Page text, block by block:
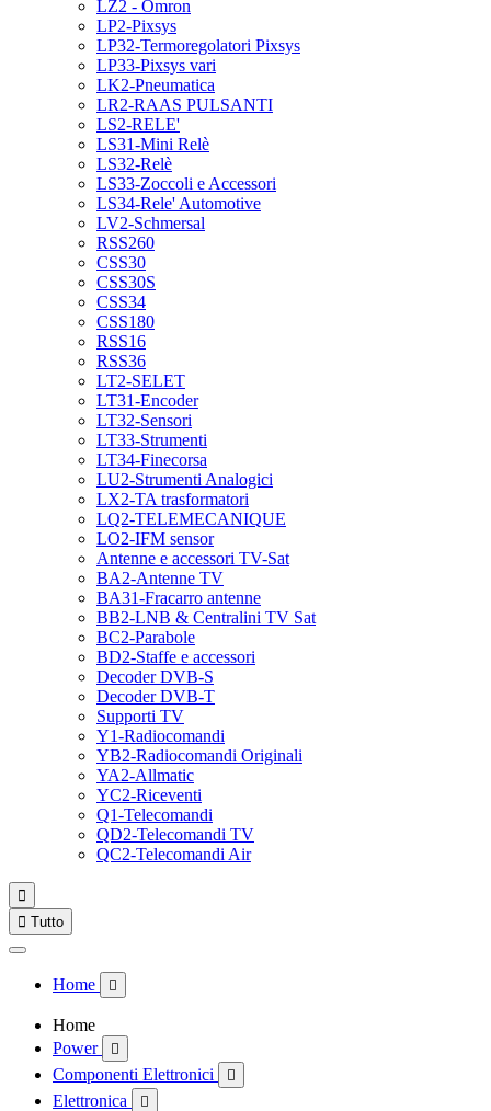
LZ2 - Omron
LP2-Pixsys
LP32-Termoregolatori Pixsys
LP33-Pixsys vari
LK2-Pneumatica
LR2-RAAS PULSANTI
LS2-RELE'
LS31-Mini Relè
LS32-Relè
LS33-Zoccoli e Accessori
LS34-Rele' Automotive
LV2-Schmersal
RSS260
CSS30
CSS30S
CSS34
CSS180
RSS16
RSS36
LT2-SELET
LT31-Encoder
LT32-Sensori
LT33-Strumenti
LT34-Finecorsa
LU2-Strumenti Analogici
LX2-TA trasformatori
LQ2-TELEMECANIQUE
LO2-IFM sensor
Antenne e accessori TV-Sat
BA2-Antenne TV
BA31-Fracarro antenne
BB2-LNB & Centralini TV Sat
BC2-Parabole
BD2-Staffe e accessori
Decoder DVB-S
Decoder DVB-T
Supporti TV
Y1-Radiocomandi
YB2-Radiocomandi Originali
YA2-Allmatic
YC2-Riceventi
Q1-Telecomandi
QD2-Telecomandi TV
QC2-Telecomandi Air

 Tutto
Home 
Home
Power

Componenti Elettronici 
Elettronica 